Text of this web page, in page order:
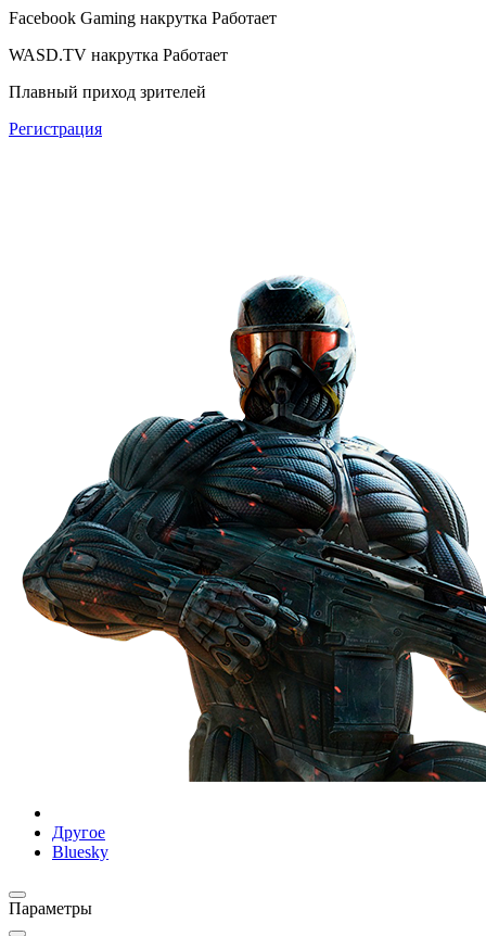
Facebook Gaming накрутка Работает
WASD.TV накрутка Работает
Плавный приход зрителей
Регистрация
Другое
Bluesky
Параметры